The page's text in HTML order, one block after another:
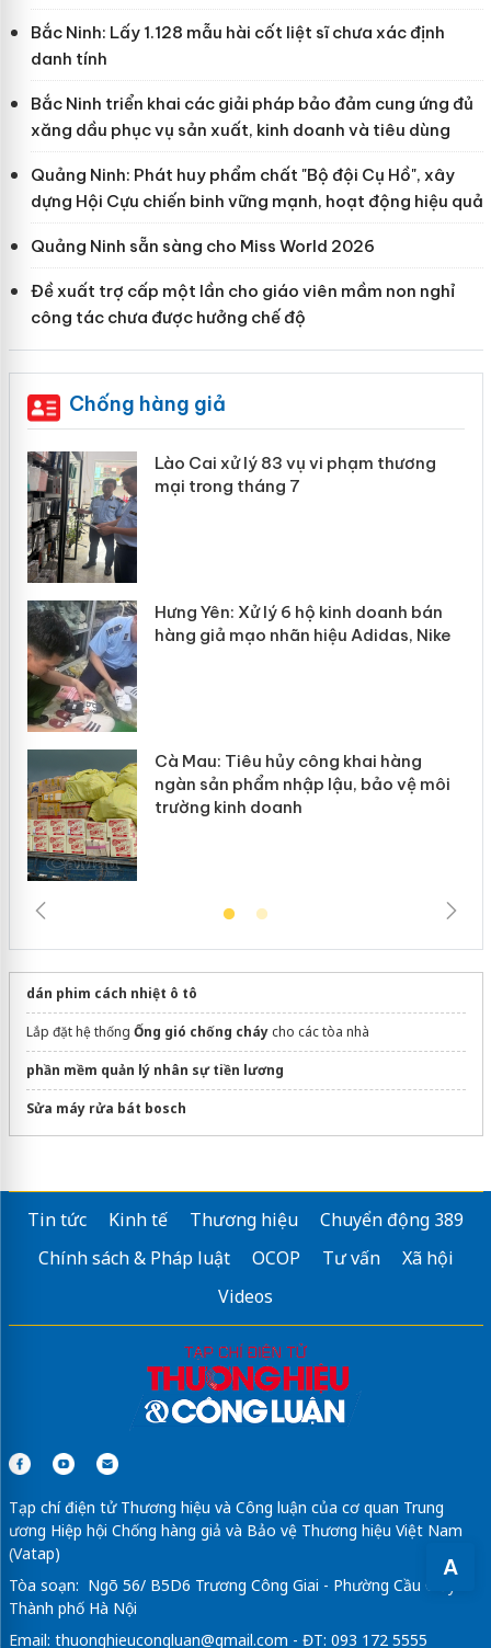
A
Bắc Ninh: Lấy 1.128 mẫu hài cốt liệt sĩ chưa xác định
danh tính
Bắc Ninh triển khai các giải pháp bảo đảm cung ứng đủ
xăng dầu phục vụ sản xuất, kinh doanh và tiêu dùng
Quảng Ninh: Phát huy phẩm chất "Bộ đội Cụ Hồ", xây
dựng Hội Cựu chiến binh vững mạnh, hoạt động hiệu quả
Quảng Ninh sẵn sàng cho Miss World 2026
Đề xuất trợ cấp một lần cho giáo viên mầm non nghỉ
công tác chưa được hưởng chế độ
Chống hàng giả
Lào Cai xử lý 83 vụ vi phạm thương
mại trong tháng 7
Hưng Yên: Xử lý 6 hộ kinh doanh bán
hàng giả mạo nhãn hiệu Adidas, Nike
Cà Mau: Tiêu hủy công khai hàng
ngàn sản phẩm nhập lậu, bảo vệ môi
trường kinh doanh
dán phim cách nhiệt ô tô
Lắp đặt hệ thống Ống gió chống cháycho các tòa nhà
phần mềm quản lý nhân sự tiền lương
Sửa máy rửa bát bosch
Tin tức Kinh tế Thương hiệu
Chuyển động 389
Chính sách & Pháp luật
OCOP Tư vấn
Xã hội
Videos
Tạp chí điện tử Thương hiệu và Công luận của cơ quan Trung
ương Hiệp hội Chống hàng giả và Bảo vệ Thương hiệu Việt Nam
(Vatap)
Tòa soạn: Ngõ 56/ B5D6 Trương Công Giai - Phường Cầu Giấy -
Thành phố Hà Nội
Email: thuonghieucongluan@gmail.com - ĐT: 093 172 5555